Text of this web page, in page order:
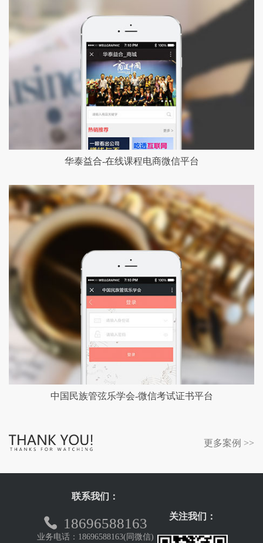
华泰益合-在线课程电商微信平台
中国民族管弦乐学会-微信考试证书平台
更多案例 >>
联系我们：
18696588163
业务电话：18696588163(同微信)
关注我们：